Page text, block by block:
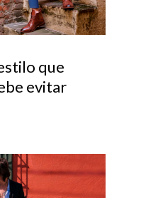
que
evitar